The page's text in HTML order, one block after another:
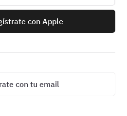
con Apple
con tu email